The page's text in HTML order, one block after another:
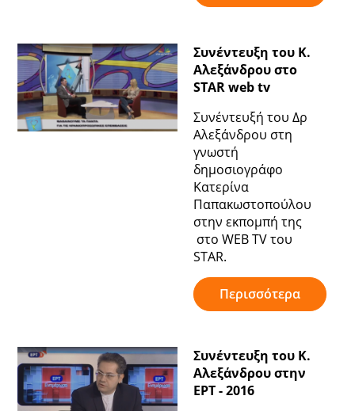
Συνέντευξη του Κ.
Αλεξάνδρου στο
STAR web tv
Συνέντευξή του Δρ
Αλεξάνδρου στη
γνωστή
δημοσιογράφο
Κατερίνα
Παπακωστοπούλου
στην εκπομπή της
στο WEB TV του
STAR.
Περισσότερα
Συνέντευξη του Κ.
Αλεξάνδρου στην
ΕΡΤ - 2016